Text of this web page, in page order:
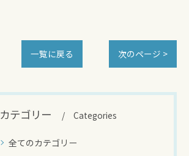
一覧に戻る 次のページ >
カテゴリー Categories
全てのカテゴリー